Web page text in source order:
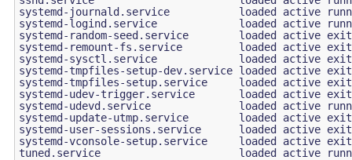
systemd-journald.service           loaded active
systemd-logind.service             loaded active
systemd-random-seed.service        loaded active
systemd-remount-fs.service         loaded active
systemd-sysctl.service             loaded active
systemd-tmpfiles-setup-dev.service loaded active
systemd-tmpfiles-setup.service     loaded active
systemd-udev-trigger.service       loaded active
systemd-udevd.service              loaded active
systemd-update-utmp.service        loaded active exited
systemd-user-sessions.service      loaded active
systemd-vconsole-setup.service     loaded active
tuned.service                      loaded active running